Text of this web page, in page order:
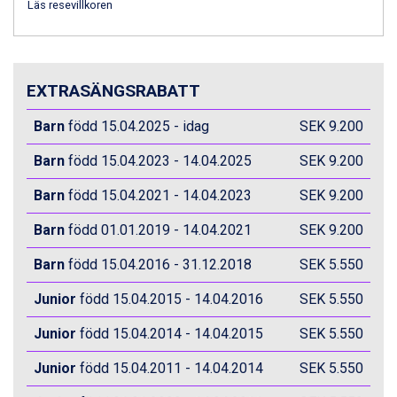
Zell am See från 6.295 kr.
Livigno från 5.595 kr.
Ponte di Legno från 7.395 kr.
Bad Gastein från 6.295 kr.
Sauze dOulx från 6.145 kr.
Alleghe från 8.545 kr.
Arabba från 11.045 kr.
La Thuile från 7.045 kr.
Cervinia från 8.245 kr.
Bad Hofgastein från 8.595 kr.
Passo Tonale från 5.895 kr.
Saalbach från 9.445 kr.
Sölden från 12.995 kr.
Champoluc från 5.945 kr.
Sestriere från 6.945 kr.
Wagrain från 7.095 kr.
Fieberbrunn från 9.645 kr.
Ischgl från 11.295 kr.
Läs resevillkoren
EXTRASÄNGSRABATT
Barn född 15.04.2025 - idag SEK 9.200
Barn född 15.04.2023 - 14.04.2025 SEK 9.200
Barn född 15.04.2021 - 14.04.2023 SEK 9.200
Barn född 01.01.2019 - 14.04.2021 SEK 9.200
Barn född 15.04.2016 - 31.12.2018 SEK 5.550
Junior född 15.04.2015 - 14.04.2016 SEK 5.550
Junior född 15.04.2014 - 14.04.2015 SEK 5.550
Junior född 15.04.2011 - 14.04.2014 SEK 5.550